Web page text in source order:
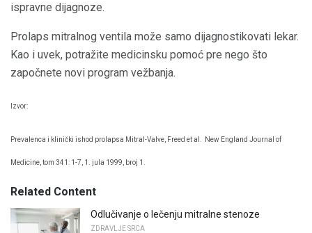
ispravne dijagnoze.
Prolaps mitralnog ventila može samo dijagnostikovati lekar.
Kao i uvek, potražite medicinsku pomoć pre nego što
započnete novi program vežbanja.
Izvor:
Prevalenca i klinički ishod prolapsa Mitral-Valve, Freed et al. New England Journal of
Medicine, tom 341: 1-7, 1. jula 1999, broj 1.
Related Content
Odlučivanje o lečenju mitralne stenoze
ZDRAVLJE SRCA